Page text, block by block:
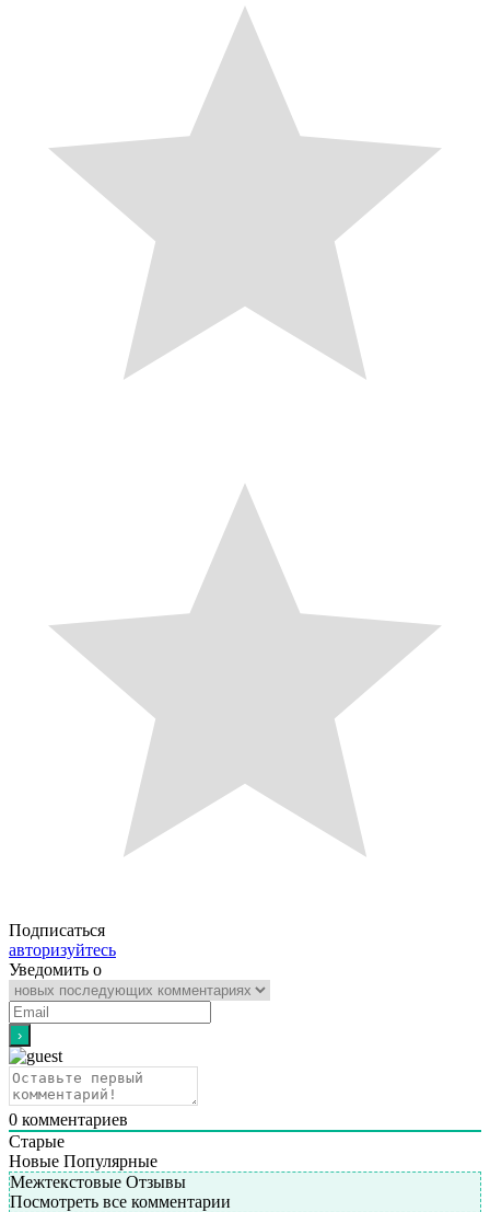
Подписаться
авторизуйтесь
Уведомить о
0 комментариев
Старые
Новые Популярные
Межтекстовые Отзывы
Посмотреть все комментарии